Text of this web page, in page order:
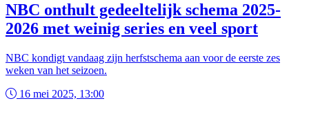
NBC onthult gedeeltelijk schema 2025-
2026 met weinig series en veel sport
NBC kondigt vandaag zijn herfstschema aan voor de eerste zes
weken van het seizoen.
16 mei 2025, 13:00